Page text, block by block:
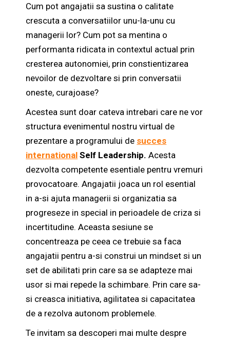
Cum pot angajatii sa sustina o calitate
crescuta a conversatiilor unu-la-unu cu
managerii lor? Cum pot sa mentina o
performanta ridicata in contextul actual prin
cresterea autonomiei, prin constientizarea
nevoilor de dezvoltare si prin conversatii
oneste, curajoase?
Acestea sunt doar cateva intrebari care ne vor
structura evenimentul nostru virtual de
prezentare a programului de succes
international Self Leadership.Acesta
dezvolta competente esentiale pentru vremuri
provocatoare. Angajatii joaca un rol esential
in a-si ajuta managerii si organizatia sa
progreseze in special in perioadele de criza si
incertitudine. Aceasta sesiune se
concentreaza pe ceea ce trebuie sa faca
angajatii pentru a-si construi un mindset si un
set de abilitati prin care sa se adapteze mai
usor si mai repede la schimbare. Prin care sa-
si creasca initiativa, agilitatea si capacitatea
de a rezolva autonom problemele.
Te invitam sa descoperi mai multe despre